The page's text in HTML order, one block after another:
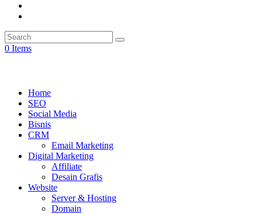
0 Items
Home
SEO
Social Media
Bisnis
CRM
Email Marketing
Digital Marketing
Affiliate
Desain Grafis
Website
Server & Hosting
Domain